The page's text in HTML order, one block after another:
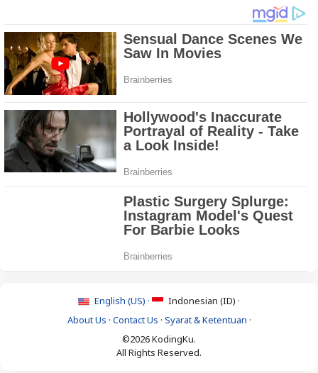
English (US) ·
Indonesian (ID) ·
About Us · Contact Us · Syarat & Ketentuan ·
©2026 KodingKu.
All Rights Reserved.